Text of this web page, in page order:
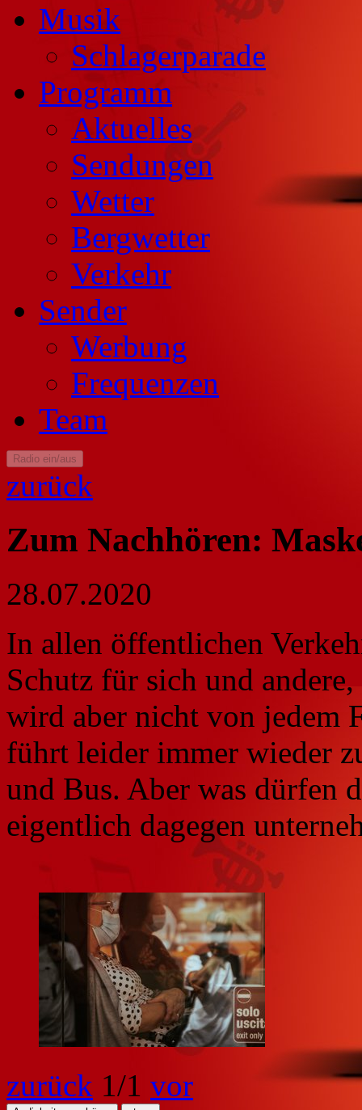
Musik
Schlagerparade
Programm
Aktuelles
Sendungen
Wetter
Bergwetter
Verkehr
Sender
Werbung
Frequenzen
Team
Radio ein/aus
zurück
Zum Nachhören:
28.07.2020
In allen öffentlichen
Schutz für sich und
wird aber nicht von jedem
führt leider immer wieder
und Bus. Aber was dürfen
eigentlich dagegen
zurück 1/1 vor